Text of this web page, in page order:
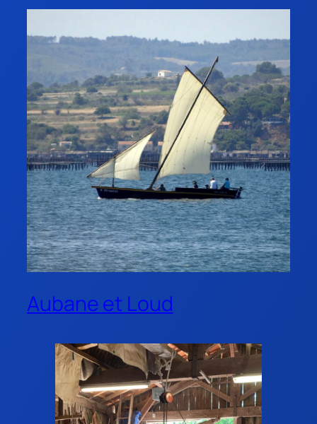
Aubane et Loud